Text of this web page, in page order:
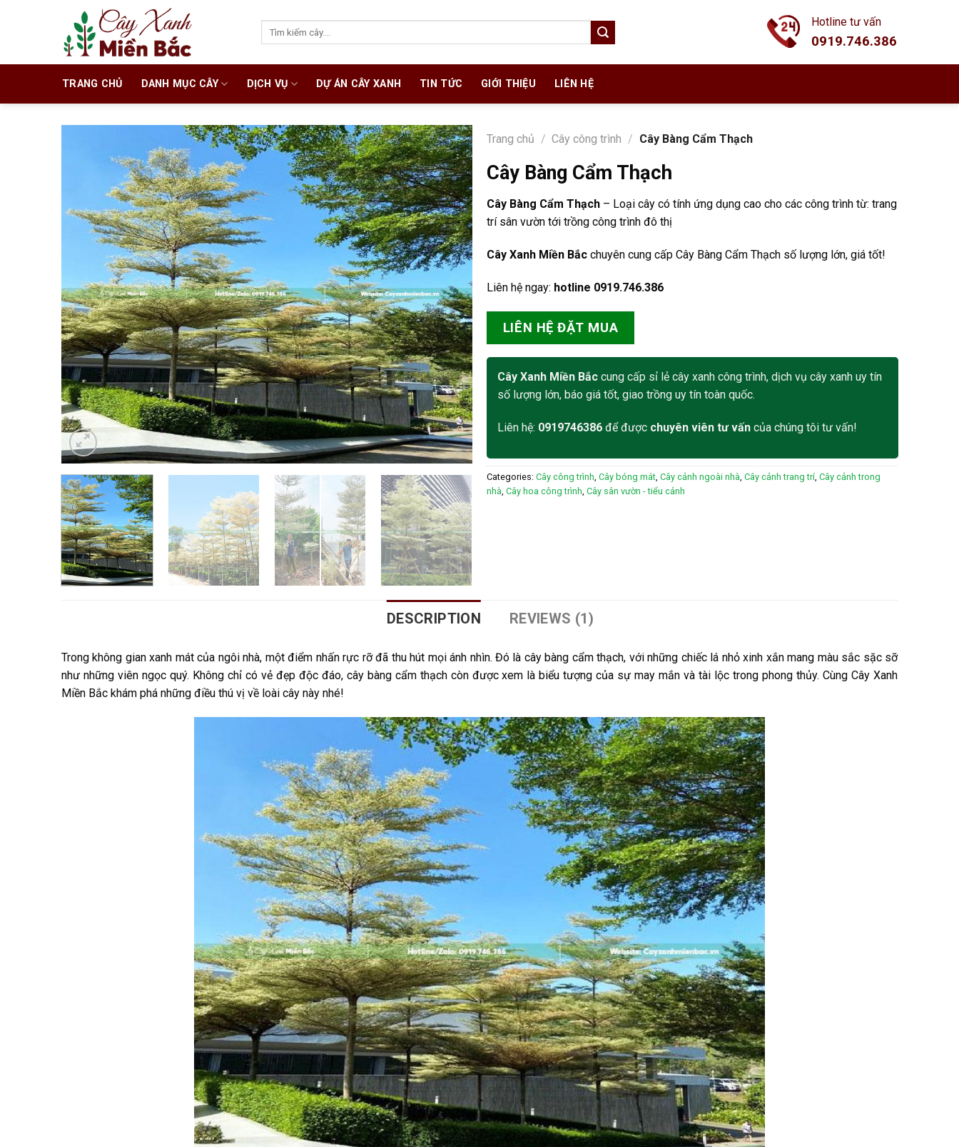
Hotline tư vấn
0919.746.386
TRANG CHỦ DANH MỤC CÂY DỊCH VỤ DỰ ÁN CÂY XANH TIN TỨC GIỚI THIỆU LIÊN HỆ
Trang chủ / Cây công trình / Cây Bàng Cẩm Thạch
Cây Bàng Cẩm Thạch
Cây Bàng Cẩm Thạch– Loại cây có tính ứng dụng cao cho các công trình từ: trang
trí sân vườn tới trồng công trình đô thị
Cây Xanh Miền Bắcchuyên cung cấp Cây Bàng Cẩm Thạch số lượng lớn, giá tốt!
Liên hệ ngay: hotline 0919.746.386
LIÊN HỆ ĐẶT MUA
Cây Xanh Miền Bắccung cấp sỉ lẻ cây xanh công trình, dịch vụ cây xanh uy tín
số lượng lớn, báo giá tốt, giao trồng uy tín toàn quốc.
Liên hệ: 0919746386để được chuyên viên tư vấncủa chúng tôi tư vấn!
Categories: Cây công trình, Cây bóng mát, Cây cảnh ngoài nhà, Cây cảnh trang trí, Cây cảnh trong
nhà, Cây hoa công trình, Cây sân vườn - tiểu cảnh
DESCRIPTION REVIEWS (1)
Trong không gian xanh mát của ngôi nhà, một điểm nhấn rực rỡ đã thu hút mọi ánh nhìn. Đó là cây bàng cẩm thạch, với những chiếc lá nhỏ xinh xắn mang màu sắc sặc sỡ
như những viên ngọc quý. Không chỉ có vẻ đẹp độc đáo, cây bàng cẩm thạch còn được xem là biểu tượng của sự may mắn và tài lộc trong phong thủy. Cùng Cây Xanh
Miền Bắc khám phá những điều thú vị về loài cây này nhé!